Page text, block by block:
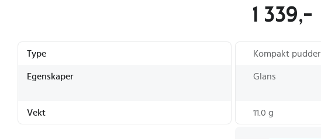
1 339,-
Type Kompakt pudder
Egenskaper Glans
Vekt 11.0 g